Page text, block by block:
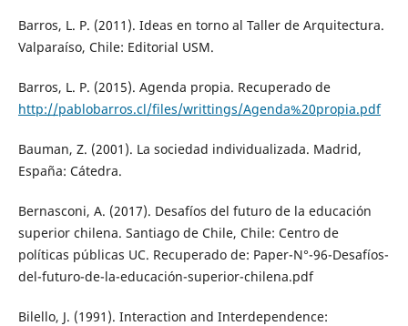
Barros, L. P. (2011). Ideas en torno al Taller de Arquitectura.
Valparaíso, Chile: Editorial USM.
Barros, L. P. (2015). Agenda propia. Recuperado de
http://pablobarros.cl/files/writtings/Agenda%20propia.pdf
Bauman, Z. (2001). La sociedad individualizada. Madrid,
España: Cátedra.
Bernasconi, A. (2017). Desafíos del futuro de la educación
superior chilena. Santiago de Chile, Chile: Centro de
políticas públicas UC. Recuperado de: Paper-N°-96-Desafíos-
del-futuro-de-la-educación-superior-chilena.pdf
Bilello, J. (1991). Interaction and Interdependence: